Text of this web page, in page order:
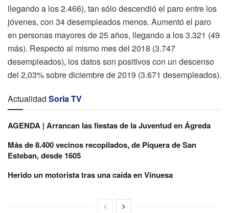
llegando a los 2.466), tan sólo descendió el paro entre los
jóvenes, con 34 desempleados menos. Aumentó el paro
en personas mayores de 25 años, llegando a los 3.321 (49
más). Respecto al mismo mes del 2018 (3.747
desempleados), los datos son positivos con un descenso
del 2,03% sobre diciembre de 2019 (3.671 desempleados).
Actualidad Soria TV
AGENDA | Arrancan las fiestas de la Juventud en Ágreda
Más de 8.400 vecinos recopilados, de Piquera de San
Esteban, desde 1605
Herido un motorista tras una caída en Vinuesa